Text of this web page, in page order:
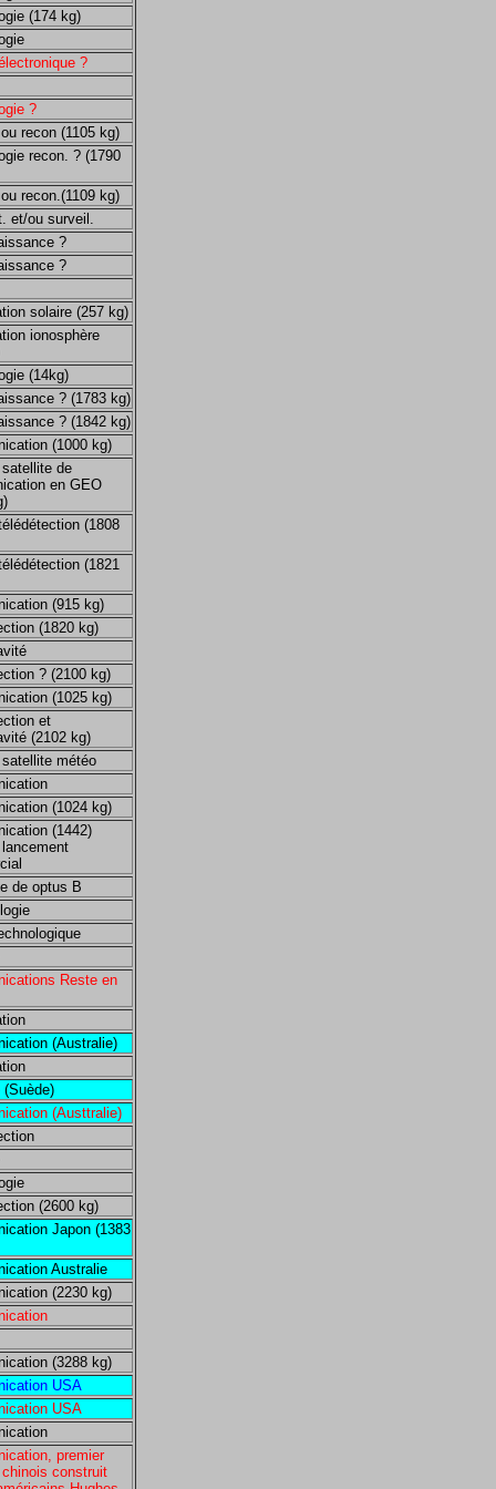
(174 kg)
?
?
recon (1105 kg)
recon. ? (1790
recon.(1109 kg)
et/ou surveil.
?
?
solaire (257 kg)
ionosphère
(14kg)
? (1783 kg)
? (1842 kg)
(1000 kg)
satellite de
en GEO
(1808
(1821
(915 kg)
(1820 kg)
? (2100 kg)
(1025 kg)
et
(2102 kg)
satellite météo
(1024 kg)
(1442)
de optus B
Reste en
(Australie)
(Austtralie)
(2600 kg)
Japon (1383
Australie
(2230 kg)
(3288 kg)
USA
USA
premier
construit